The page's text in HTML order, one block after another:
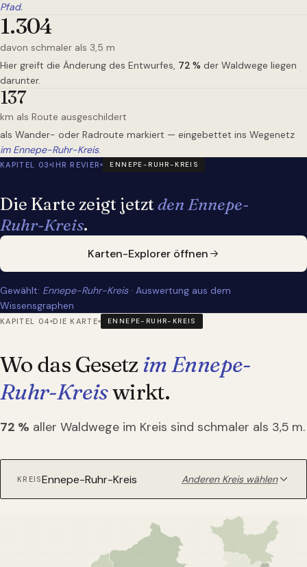
Pfad.
1.304
davon schmaler als 3,5 m
Hier greift die Änderung des Entwurfes, 72 % der Waldwege liegen
darunter.
137
km als Route ausgeschildert
als Wander- oder Radroute markiert — eingebettet ins Wegenetz
im Ennepe-Ruhr-Kreis.
KAPITEL 03 IHR REVIER ENNEPE-RUHR-KREIS
Die Karte zeigt jetzt den Ennepe-
Ruhr-Kreis.
Karten-Explorer öffnen
Gewählt: Ennepe-Ruhr-Kreis· Auswertung aus dem
Wissensgraphen
KAPITEL 04 DIE KARTE ENNEPE-RUHR-KREIS
Wo das Gesetzim Ennepe-
Ruhr-Kreiswirkt.
72 % aller Waldwege im Kreis sind schmaler als 3,5 m.
KREIS Anderen Kreis wählen